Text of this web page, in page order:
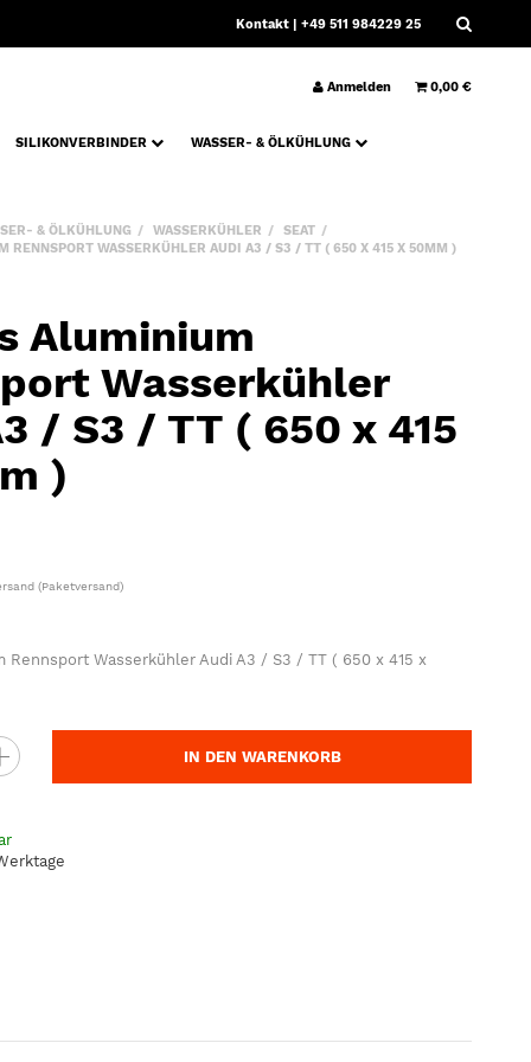
Kontakt | +49 511 984229 25
Anmelden 0,00 €
SILIKONVERBINDER
WASSER- & ÖLKÜHLUNG
& ÖLKÜHLUNG WASSERKÜHLER
SEAT
RENNSPORT WASSERKÜHLER AUDI A3 / S3 / TT ( 650 X 415 X 50MM )
Aluminium
Wasserkühler
/ S3 / TT ( 650 x 415
)
(Paketversand)
Rennsport Wasserkühler Audi A3 / S3 / TT ( 650 x 415 x
IN DEN WARENKORB